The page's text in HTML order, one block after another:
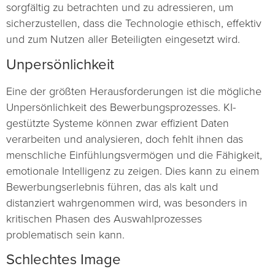
sorgfältig zu betrachten und zu adressieren, um
sicherzustellen, dass die Technologie ethisch, effektiv
und zum Nutzen aller Beteiligten eingesetzt wird.
Unpersönlichkeit
Eine der größten Herausforderungen ist die mögliche
Unpersönlichkeit des Bewerbungsprozesses. KI-
gestützte Systeme können zwar effizient Daten
verarbeiten und analysieren, doch fehlt ihnen das
menschliche Einfühlungsvermögen und die Fähigkeit,
emotionale Intelligenz zu zeigen. Dies kann zu einem
Bewerbungserlebnis führen, das als kalt und
distanziert wahrgenommen wird, was besonders in
kritischen Phasen des Auswahlprozesses
problematisch sein kann.
Schlechtes Image